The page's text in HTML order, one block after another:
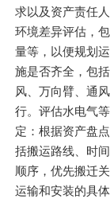
求以及资产责任
环境差异评估，
量等，以便规划
施是否齐全，包
风、万向臂、通
行。评估水电气
定：根据资产盘
括搬运路线、时
顺序，优先搬迁
运输和安装的具